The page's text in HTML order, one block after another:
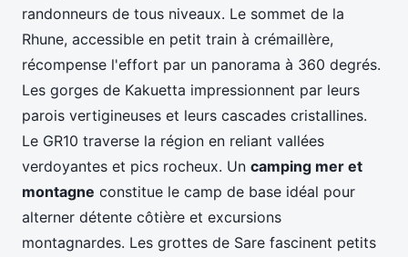
randonneurs de tous niveaux. Le sommet de la
Rhune, accessible en petit train à crémaillère,
récompense l'effort par un panorama à 360 degrés.
Les gorges de Kakuetta impressionnent par leurs
parois vertigineuses et leurs cascades cristallines.
Le GR10 traverse la région en reliant vallées
verdoyantes et pics rocheux. Un camping mer et
montagne constitue le camp de base idéal pour
alterner détente côtière et excursions
montagnardes. Les grottes de Sare fascinent petits